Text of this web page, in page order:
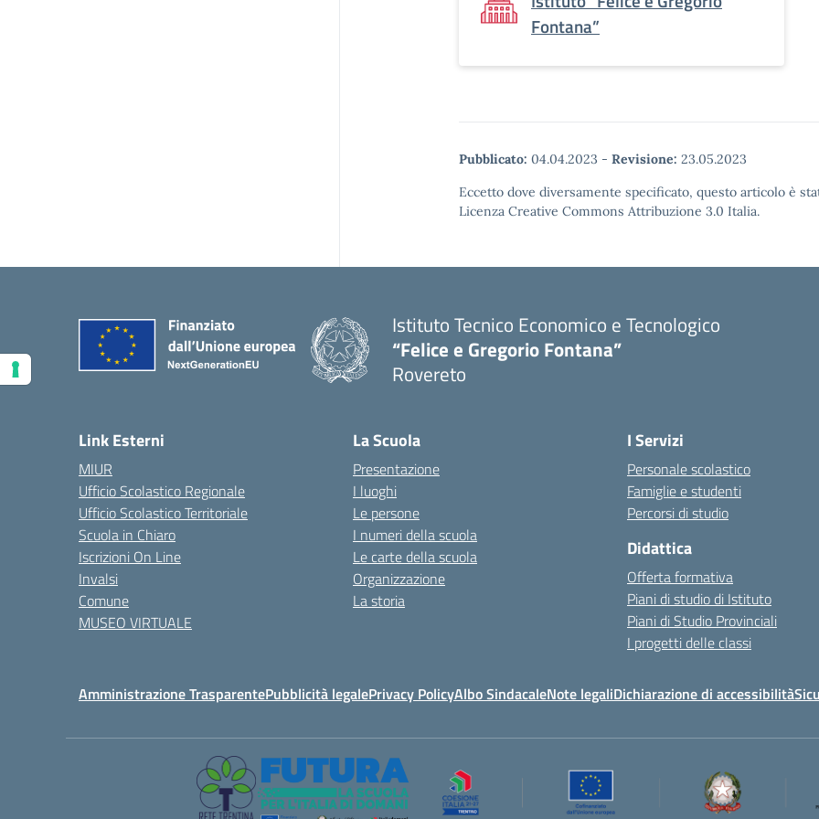
Fontana”
Pubblicato: 04.04.2023 - Revisione: 23.05.2023
Eccetto dove diversamente specificato, questo articolo è
Licenza Creative Commons Attribuzione 3.0 Italia.
Istituto Tecnico Economico e Tecnologico
“Felice e Gregorio Fontana”
Rovereto
Link Esterni
MIUR
Ufficio Scolastico Regionale
Ufficio Scolastico Territoriale
Scuola in Chiaro
Iscrizioni On Line
Invalsi
Comune
MUSEO VIRTUALE
La Scuola
Presentazione
I luoghi
Le persone
I numeri della scuola
Le carte della scuola
Organizzazione
La storia
I Servizi
Personale scolastico
Famiglie e studenti
Percorsi di studio
Didattica
Offerta formativa
Piani di studio di Istituto
Piani di Studio Provinciali
I progetti delle classi
Amministrazione TrasparentePubblicità legalePrivacy PolicyAlbo SindacaleNote legaliDichiarazione di accessibilità